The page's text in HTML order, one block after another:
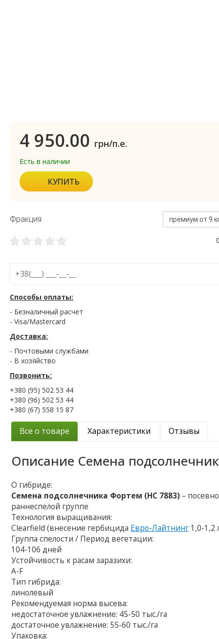
4 950.00 грн/п.е.
Есть в наличии
КУПИТЬ
Фракция премиум от 9
Способы оплаты:
- Безналичный расчет
- Visa/Mastercard
Доставка:
- Почтовыми службами
- В хозяйство
Позвонить:
+380 (95) 502 53 44
+380 (96) 502 53 44
+380 (67) 558 15 87
Все о товаре Характеристики Отзывы
Описание Семена
О гибриде:
Семена подсолнечника Фортем (НС 7883) –
раннеспелой группе
Технология выращивания:
Clearfield (внесение гербицида Евро-Лайтнинг 1,0-1,2
Группа спелости / Период вегетации:
104-106 дней
Устойчивость к расам заразихи:
A-F
Тип гибрида:
линолевый
Рекомендуемая норма высева:
недостаточное увлажнение: 45-50 тыс./га
достаточное увлажнение: 55-60 тыс./га
Упаковка: